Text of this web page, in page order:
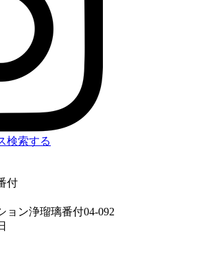
検索する
付
ョン浄瑠璃番付04-092